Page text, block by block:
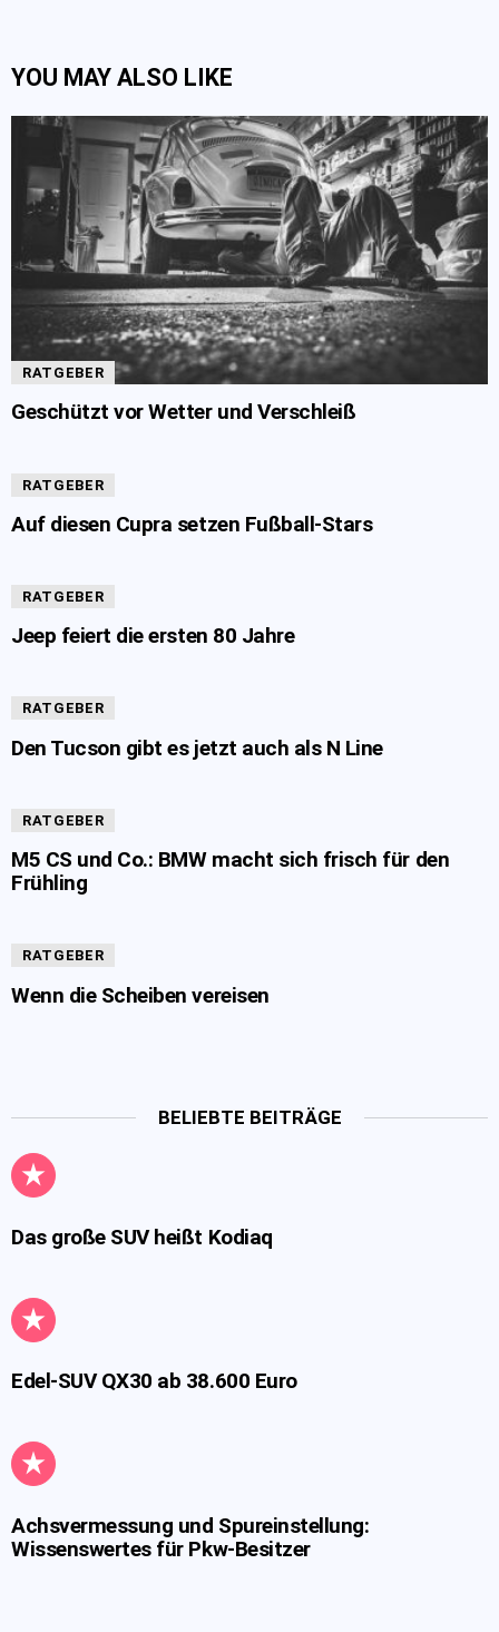
YOU MAY ALSO LIKE
RATGEBER
Geschützt vor Wetter und Verschleiß
RATGEBER
Auf diesen Cupra setzen Fußball-Stars
RATGEBER
Jeep feiert die ersten 80 Jahre
RATGEBER
Den Tucson gibt es jetzt auch als N Line
RATGEBER
M5 CS und Co.: BMW macht sich frisch für den
Frühling
RATGEBER
Wenn die Scheiben vereisen
BELIEBTE BEITRÄGE
Das große SUV heißt Kodiaq
Edel-SUV QX30 ab 38.600 Euro
Achsvermessung und Spureinstellung:
Wissenswertes für Pkw-Besitzer